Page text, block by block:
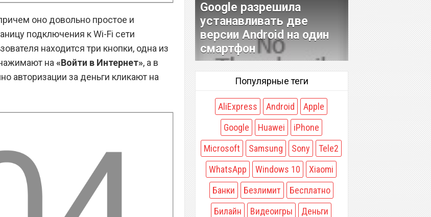
оно довольно простое и
подключения к Wi-Fi сети
находится три кнопки, одна из
на«Войти в Интернет», а в
авторизации за деньги кликают на
Google разрешила
устанавливать две
версии Android на один
смартфон
Популярные теги
AliExpress Android
Apple
Google
Huawei
iPhone
Microsoft
Samsung Sony
Tele2
WhatsApp
Windows 10
Xiaomi
Банки
Безлимит
Бесплатно
Билайн
Видеоигры
Деньги